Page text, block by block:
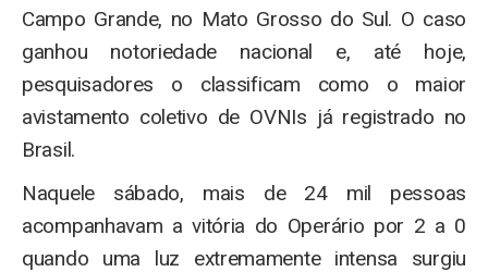
Campo Grande, no Mato Grosso do Sul. O caso
ganhou notoriedade nacional e, até hoje,
pesquisadores o classificam como o maior
avistamento coletivo de OVNIs já registrado no
Brasil.
Naquele sábado, mais de 24 mil pessoas
acompanhavam a vitória do Operário por 2 a 0
quando uma luz extremamente intensa surgiu